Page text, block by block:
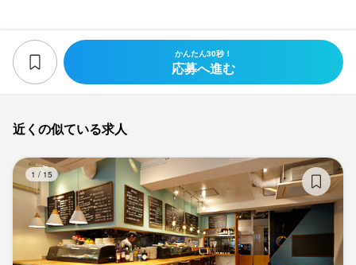
かんたん30秒！
応募へ進む
近くの似ている求人
1 / 15